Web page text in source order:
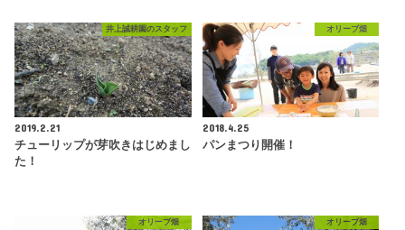
井上誠耕園のスタッフ
2019.2.21
チューリップが芽吹きはじめまし
た！
オリーブ畑
2018.4.25
パンまつり開催！
オリーブ畑 オリーブ畑